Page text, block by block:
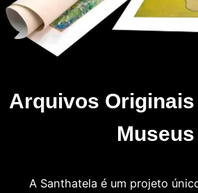
Arquivos
Museus
A Santhatela é um projeto